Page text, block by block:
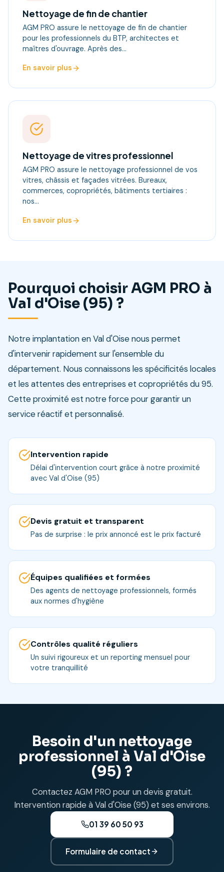
Nettoyage de fin de chantier
AGM PRO assure le nettoyage de fin de chantier
pour les professionnels du BTP, architectes et
maîtres d'ouvrage. Après des…
En savoir plus
Nettoyage de vitres professionnel
AGM PRO assure le nettoyage professionnel de vos
vitres, châssis et façades vitrées. Bureaux,
commerces, copropriétés, bâtiments tertiaires :
nos…
En savoir plus
Pourquoi choisir AGM PRO à
Val d'Oise (95) ?
Notre implantation en Val d'Oise nous permet
d'intervenir rapidement sur l'ensemble du
département. Nous connaissons les spécificités locales
et les attentes des entreprises et copropriétés du 95.
Cette proximité est notre force pour garantir un
service réactif et personnalisé.
Intervention rapide
Délai d'intervention court grâce à notre proximité
avec Val d'Oise (95)
Devis gratuit et transparent
Pas de surprise : le prix annoncé est le prix facturé
Équipes qualifiées et formées
Des agents de nettoyage professionnels, formés
aux normes d'hygiène
Contrôles qualité réguliers
Un suivi rigoureux et un reporting mensuel pour
votre tranquillité
Besoin d'un nettoyage
professionnel à Val d'Oise
(95) ?
Contactez AGM PRO pour un devis gratuit.
Intervention rapide à Val d'Oise (95) et ses environs.
01 39 60 50 93
Formulaire de contact